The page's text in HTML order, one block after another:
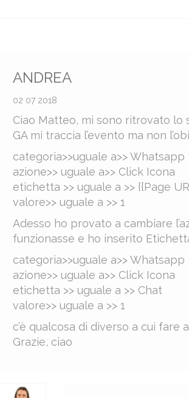
ANDREA
02 07 2018
Ciao Matteo, mi sono ritrovato lo
GA mi traccia l’evento ma non
categoria>>uguale a>> Whatsapp
azione>> uguale a>> Click Icona
etichetta >> uguale a >> {{Page
valore>> uguale a >> 1
Adesso ho provato a cambiare
funzionasse e ho inserito
categoria>>uguale a>> Whatsapp
azione>> uguale a>> Click Icona
etichetta >> uguale a >> Chat
valore>> uguale a >> 1
c’è qualcosa di diverso a cui fare
Grazie, ciao